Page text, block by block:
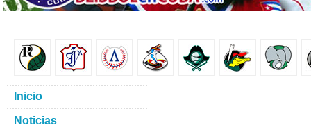
Inicio
Noticias